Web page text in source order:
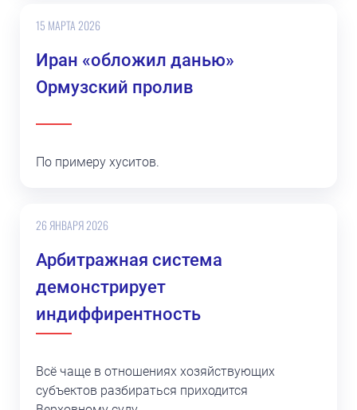
15 МАРТА 2026
Иран «обложил данью»
Ормузский пролив
По примеру хуситов.
26 ЯНВАРЯ 2026
Арбитражная система
демонстрирует
индиффирентность
Всё чаще в отношениях хозяйствующих
субъектов разбираться приходится